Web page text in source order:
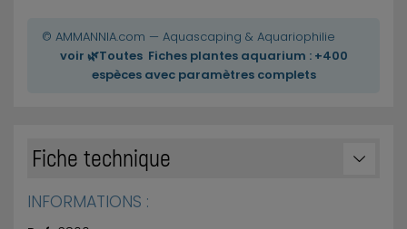
© AMMANNIA.com — Aquascaping & Aquariophilie
voir 🌿Toutes Fiches plantes aquarium : +400
espèces avec paramètres complets
Fiche technique
INFORMATIONS :